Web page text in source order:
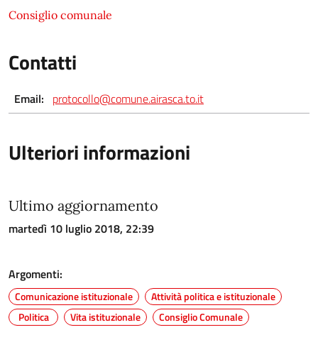
Consiglio comunale
Contatti
Email: protocollo@comune.airasca.to.it
Ulteriori informazioni
Ultimo aggiornamento
martedì 10 luglio 2018, 22:39
Argomenti:
Comunicazione istituzionale
Attività politica e istituzionale
Politica
Vita istituzionale Consiglio Comunale